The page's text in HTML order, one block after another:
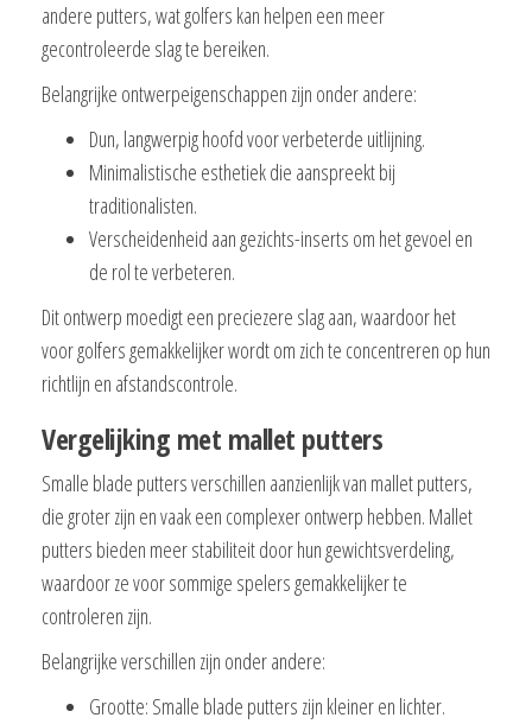
andere putters, wat golfers kan helpen een meer
gecontroleerde slag te bereiken.
Belangrijke ontwerpeigenschappen zijn onder andere:
Dun, langwerpig hoofd voor verbeterde uitlijning.
Minimalistische esthetiek die aanspreekt bij
traditionalisten.
Verscheidenheid aan gezichts-inserts om het gevoel en
de rol te verbeteren.
Dit ontwerp moedigt een preciezere slag aan, waardoor het
voor golfers gemakkelijker wordt om zich te concentreren op hun
richtlijn en afstandscontrole.
Vergelijking met mallet putters
Smalle blade putters verschillen aanzienlijk van mallet putters,
die groter zijn en vaak een complexer ontwerp hebben. Mallet
putters bieden meer stabiliteit door hun gewichtsverdeling,
waardoor ze voor sommige spelers gemakkelijker te
controleren zijn.
Belangrijke verschillen zijn onder andere:
Grootte: Smalle blade putters zijn kleiner en lichter.